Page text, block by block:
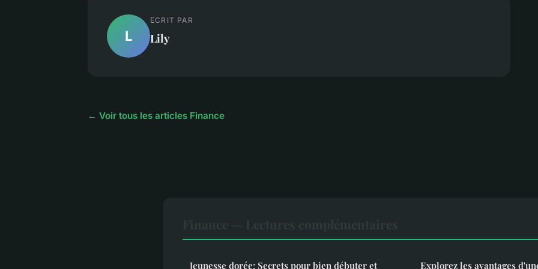
L
ECRIT PAR
Lily
← Voir tous les articles Finance
Jeunesse dorée: Secrets pour bien débuter et Explorez les avantages